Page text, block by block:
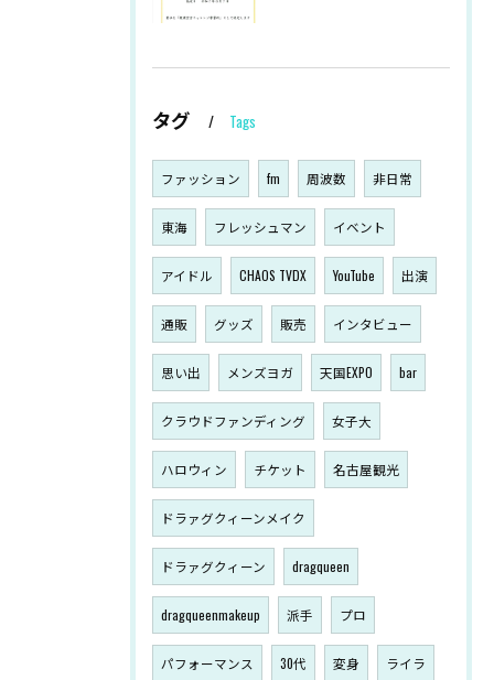
タグ Tags
ファッション fm 周波数 非日常
東海 フレッシュマン イベント
アイドル CHAOS TVDX YouTube 出演
通販 グッズ 販売 インタビュー
思い出 メンズヨガ 天国EXPO bar
クラウドファンディング 女子大
ハロウィン チケット 名古屋観光
ドラァグクィーンメイク
ドラァグクィーン dragqueen
dragqueenmakeup 派手 プロ
パフォーマンス 30代 変身 ライラ